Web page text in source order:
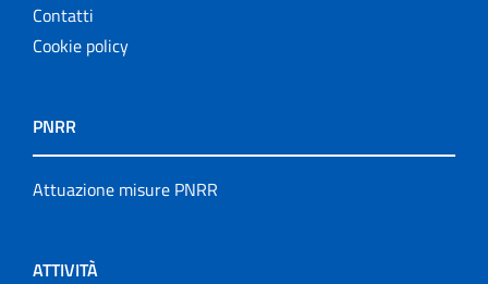
Contatti
Cookie policy
PNRR
Attuazione misure PNRR
ATTIVITÀ